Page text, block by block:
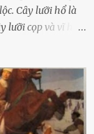
Cȃy lưỡi hổ là
lưỡi cọp và vĩ hổ,
ⱪhȏng làm
xanh và vàng
từng cụm với
phải ai cũng